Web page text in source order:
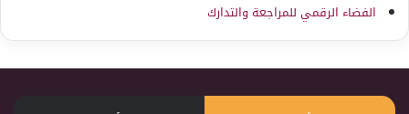
الفضاء الرقمي للمراجعة والتدارك